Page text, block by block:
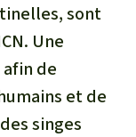
sont
Une
afin de
et de
singes